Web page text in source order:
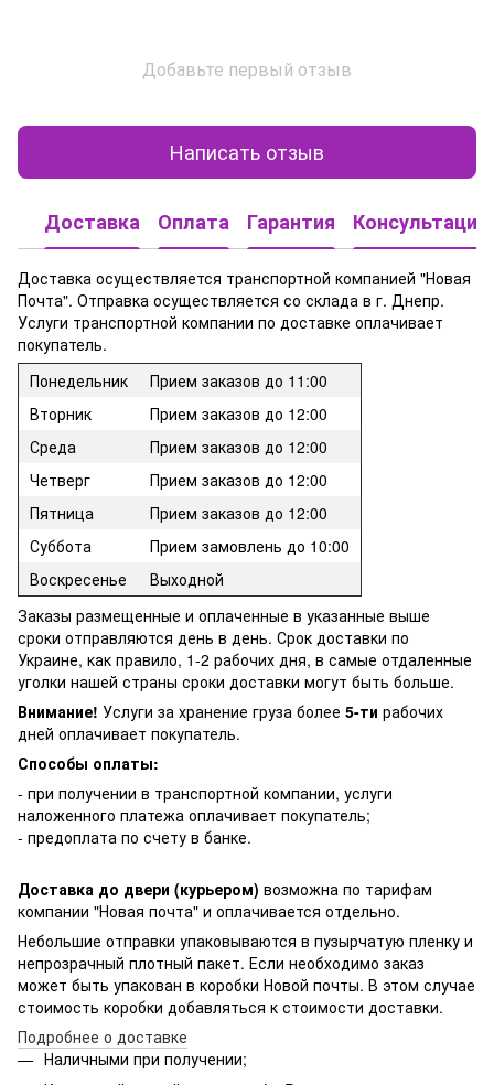
Добавьте первый отзыв
Написать отзыв
Доставка Оплата Гарантия Консультация
Доставка осуществляется транспортной компанией "Новая
Почта". Отправка осуществляется со склада в г. Днепр.
Услуги транспортной компании по доставке оплачивает
покупатель.
Понедельник
Прием заказов до 11:00
Вторник
Прием заказов до 12:00
Среда
Прием заказов до 12:00
Четверг
Прием заказов до 12:00
Пятница
Прием заказов до 12:00
Суббота
Прием замовлень до 10:00
Воскресенье
Выходной
Заказы размещенные и оплаченные в указанные выше
сроки отправляются день в день. Срок доставки по
Украине, как правило, 1-2 рабочих дня, в самые отдаленные
уголки нашей страны сроки доставки могут быть больше.
Внимание! Услуги за хранение груза более 5-ти рабочих
дней оплачивает покупатель.
Способы оплаты:
- при получении в транспортной компании, услуги
наложенного платежа оплачивает покупатель;
- предоплата по счету в банке.
Доставка до двери (курьером) возможна по тарифам
компании "Новая почта" и оплачивается отдельно.
Небольшие отправки упаковываются в пузырчатую пленку и
непрозрачный плотный пакет. Если необходимо заказ
может быть упакован в коробки Новой почты. В этом случае
стоимость коробки добавляться к стоимости доставки.
Подробнее о доставке
Наличными при получении;